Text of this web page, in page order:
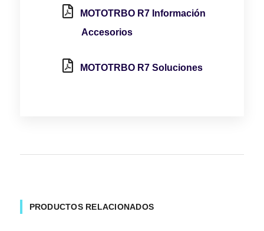
MOTOTRBO R7 Información
Accesorios
MOTOTRBO R7 Soluciones
PRODUCTOS RELACIONADOS